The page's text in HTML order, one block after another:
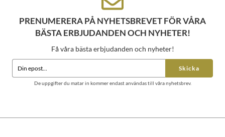
PRENUMERERA PÅ NYHETSBREVET FÖR VÅRA
BÄSTA ERBJUDANDEN OCH NYHETER!
Få våra bästa erbjudanden och nyheter!
Skicka
De uppgifter du matar in kommer endast användas till våra nyhetsbrev.